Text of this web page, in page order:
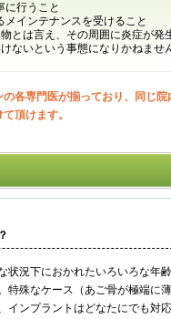
に行うこと
インテナンスを受けること
とは言え、その周囲に炎症が発
ないという事態になりかねませ
各専門医が揃っており、同じ院
頂けます。
状況下におかれたいろいろな年
特殊なケース（あご骨が極端に
インプラントはどなたにでも対